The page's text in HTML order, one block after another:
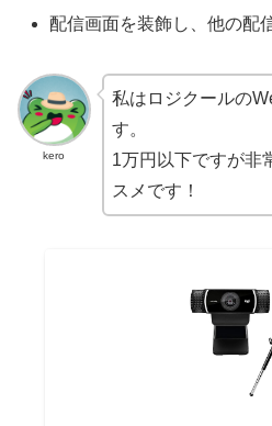
配信画面を装飾し、他の配
kero
私はロジクールの
す。
1万円以下ですが非
スメです！